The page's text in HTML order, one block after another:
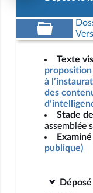
Texte
à
des
Stade
assemblée
publique)